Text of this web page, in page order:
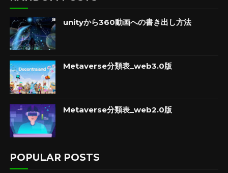
unityから360動画への書き出し方法
Metaverse分類表_web3.0版
Metaverse分類表_web2.0版
POPULAR POSTS